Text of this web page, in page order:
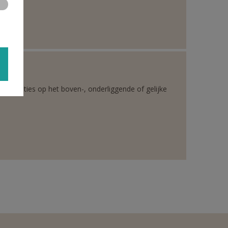
op het boven-, onderliggende of gelijke